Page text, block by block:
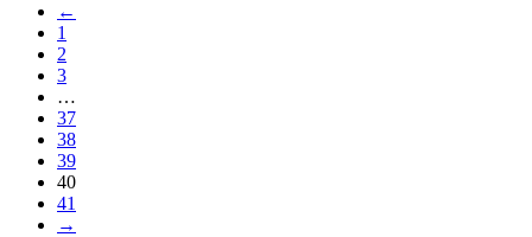
←
1
2
3
…
37
38
39
40
41
→